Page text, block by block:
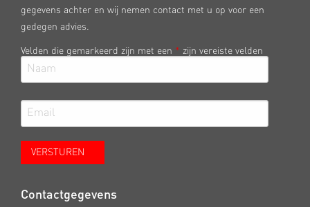
gegevens achter en wij nemen contact met u op voor een
gedegen advies.
Velden die gemarkeerd zijn met een * zijn vereiste velden
Contactgegevens